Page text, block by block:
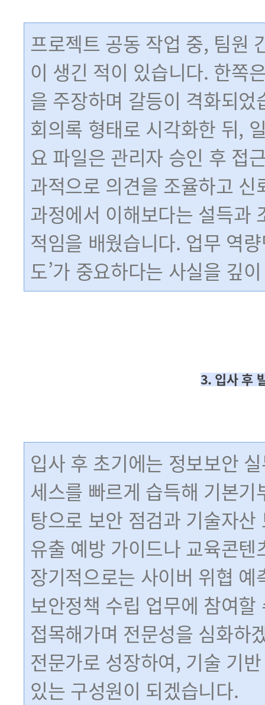
프로젝트 공동 작업 중, 팀원
이 생긴 적이 있습니다. 한쪽
을 주장하며 갈등이 격화되
회의록 형태로 시각화한 뒤,
요 파일은 관리자 승인 후 접
과적으로 의견을 조율하고
과정에서 이해보다는 설득과
적임을 배웠습니다. 업무 역
도’가 중요하다는 사실을 깊
3. 입사 후
입사 후 초기에는 정보보안
세스를 빠르게 습득해 기본
탕으로 보안 점검과 기술자
유출 예방 가이드나 교육콘
장기적으로는 사이버 위협
보안정책 수립 업무에 참여
접목해가며 전문성을 심화하
전문가로 성장하여, 기술 기
있는 구성원이 되겠습니다.